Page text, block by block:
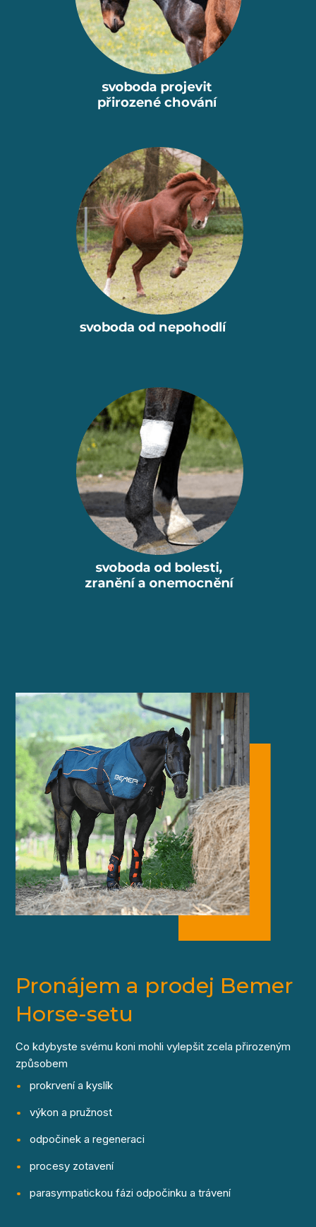
Pronájem a prodej Bemer
Horse-setu
Co kdybyste svému koni mohli vylepšit zcela přirozeným
způsobem
prokrvení a kyslík
výkon a pružnost
odpočinek a regeneraci
procesy zotavení
parasympatickou fázi odpočinku a trávení